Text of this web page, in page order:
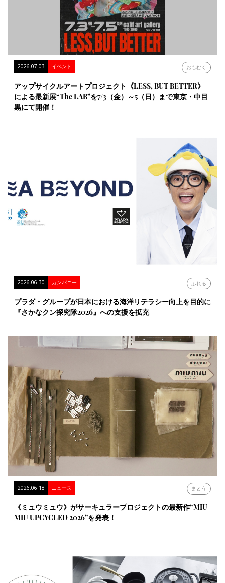
2026.07.03 イベント おもむく
アップサイクルアートプロジェクト《LESS, BUT BETTER》
による最新展“The LAB”を7/3（金）～5（日）まで東京・中目
黒にて開催！
2026.06.30 カンパニー ふれる
プラダ・グループが日本における海洋リテラシー向上を目的に
『さかなクン探究隊2026』への支援を拡充
2026.06.18 ニュース まとう
《ミュウミュウ》がサーキュラープロジェクトの最新作“MIU
MIU UPCYCLED 2026”を発表！